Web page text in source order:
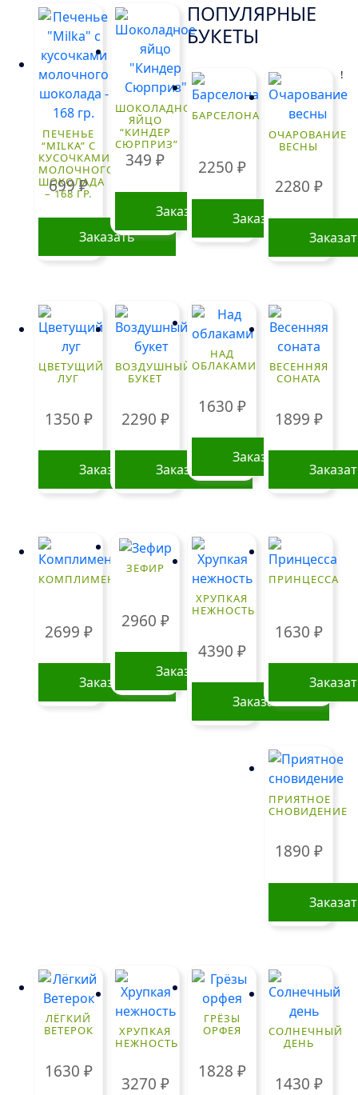
ПЕЧЕНЬЕ
“MILKA” С
КУСОЧКАМИ
МОЛОЧНОГО
ШОКОЛАДА
– 168 ГР.
699₽
Заказать
ШОКОЛАДНОЕ
ЯЙЦО
“КИНДЕР
СЮРПРИЗ”
349₽
Заказать
ПОПУЛЯРНЫЕ
БУКЕТЫ
БАРСЕЛОНА
2250 ₽
Заказать
ОЧАРОВАНИЕ
ВЕСНЫ
2280 ₽
ЦВЕТУЩИЙ
ЛУГ
1350 ₽
Заказать
ВОЗДУШНЫЙ
БУКЕТ
2290 ₽
Заказать
НАД
ОБЛАКАМИ
1630 ₽
Заказать
ВЕСЕННЯЯ
СОНАТА
1899 ₽
КОМПЛИМЕНТ
2699 ₽
Заказать
ЗЕФИР
2960 ₽
Заказать
ХРУПКАЯ
НЕЖНОСТЬ
4390 ₽
Заказать
ПРИНЦЕССА
1630 ₽
ПРИЯТНОЕ
СНОВИДЕНИЕ
1890 ₽
ЛЁГКИЙ
ВЕТЕРОК
1630 ₽
ХРУПКАЯ
НЕЖНОСТЬ
3270 ₽
ГРЁЗЫ
ОРФЕЯ
1828 ₽
СОЛНЕЧНЫЙ
ДЕНЬ
1430 ₽
!